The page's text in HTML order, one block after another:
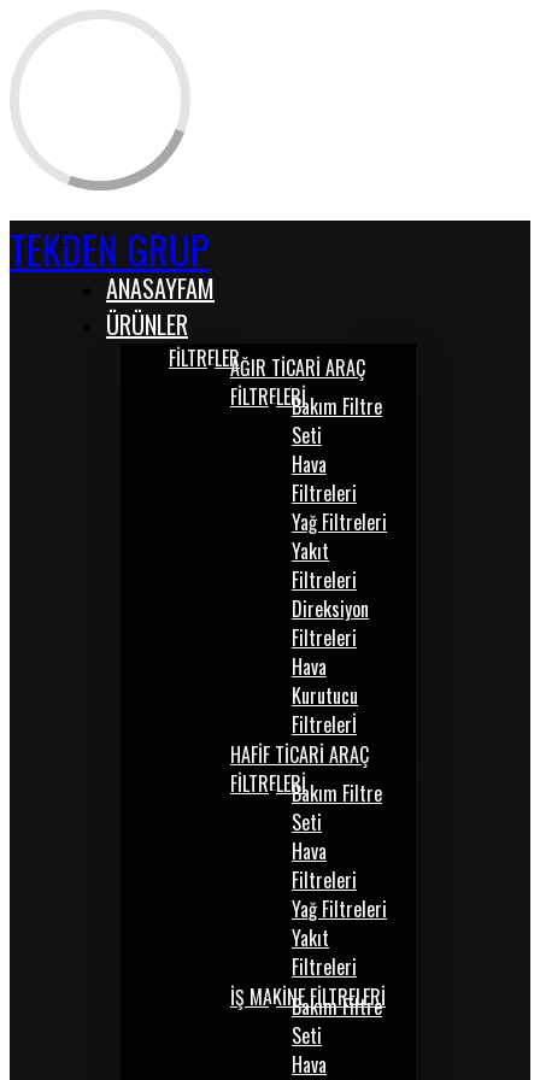
TEKDEN GRUP
ANASAYFAM
ÜRÜNLER
FİLTRELERAĞIR TİCARİ ARAÇ
FİLTRELERİBakım Filtre
Seti
Hava
Filtreleri
Yağ Filtreleri
Yakıt
Filtreleri
Direksiyon
Filtreleri
Hava
Kurutucu
Filtrelerİ
HAFİF TİCARİ ARAÇ
FİLTRELERİBakım Filtre
Seti
Hava
Filtreleri
Yağ Filtreleri
Yakıt
Filtreleri
İŞ MAKİNE FİLTRELERİ
Bakım Filtre
Seti
Hava